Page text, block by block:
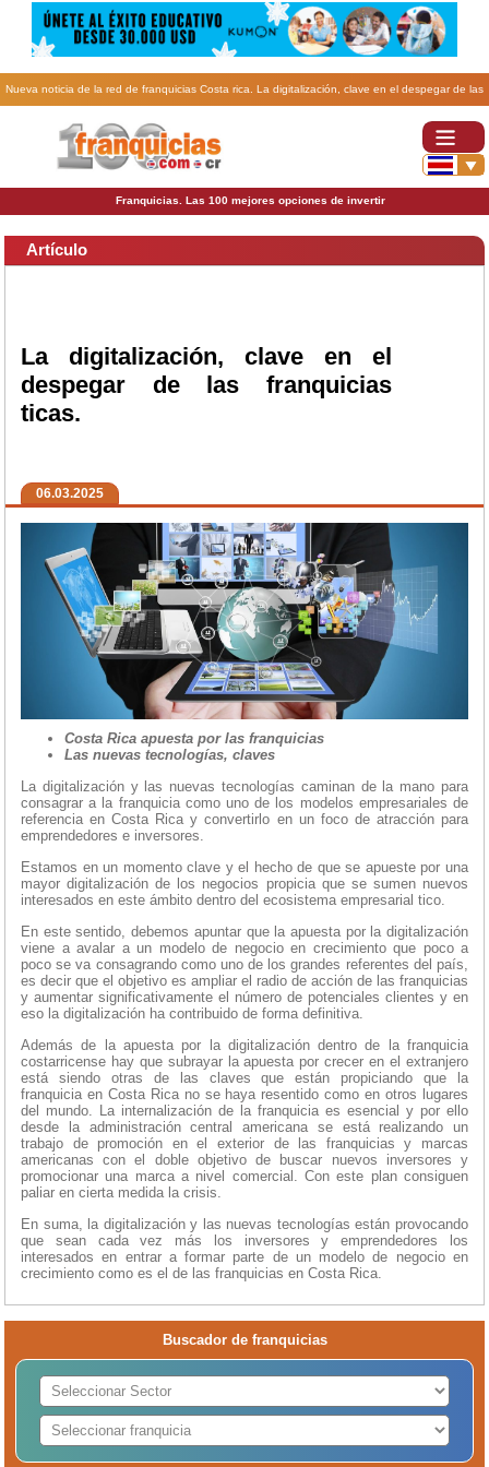
Nueva noticia de la red de franquicias Costa rica. La digitalización, clave en el despegar de las
Franquicias. Las 100 mejores opciones de invertir
Artículo
La digitalización, clave en el
despegar de las franquicias
ticas.
06.03.2025
Costa Rica apuesta por las franquicias
Las nuevas tecnologías, claves
La digitalización y las nuevas tecnologías caminan de la mano para
consagrar a la franquicia como uno de los modelos empresariales de
referencia en Costa Rica y convertirlo en un foco de atracción para
emprendedores e inversores.
Estamos en un momento clave y el hecho de que se apueste por una
mayor digitalización de los negocios propicia que se sumen nuevos
interesados en este ámbito dentro del ecosistema empresarial tico.
En este sentido, debemos apuntar que la apuesta por la digitalización
viene a avalar a un modelo de negocio en crecimiento que poco a
poco se va consagrando como uno de los grandes referentes del país,
es decir que el objetivo es ampliar el radio de acción de las franquicias
y aumentar significativamente el número de potenciales clientes y en
eso la digitalización ha contribuido de forma definitiva.
Además de la apuesta por la digitalización dentro de la franquicia
costarricense hay que subrayar la apuesta por crecer en el extranjero
está siendo otras de las claves que están propiciando que la
franquicia en Costa Rica no se haya resentido como en otros lugares
del mundo. La internalización de la franquicia es esencial y por ello
desde la administración central americana se está realizando un
trabajo de promoción en el exterior de las franquicias y marcas
americanas con el doble objetivo de buscar nuevos inversores y
promocionar una marca a nivel comercial. Con este plan consiguen
paliar en cierta medida la crisis.
En suma, la digitalización y las nuevas tecnologías están provocando
que sean cada vez más los inversores y emprendedores los
interesados en entrar a formar parte de un modelo de negocio en
crecimiento como es el de las franquicias en Costa Rica.
Buscador de franquicias